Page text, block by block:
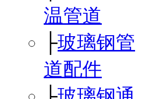
温管道
├玻璃钢管
道配件